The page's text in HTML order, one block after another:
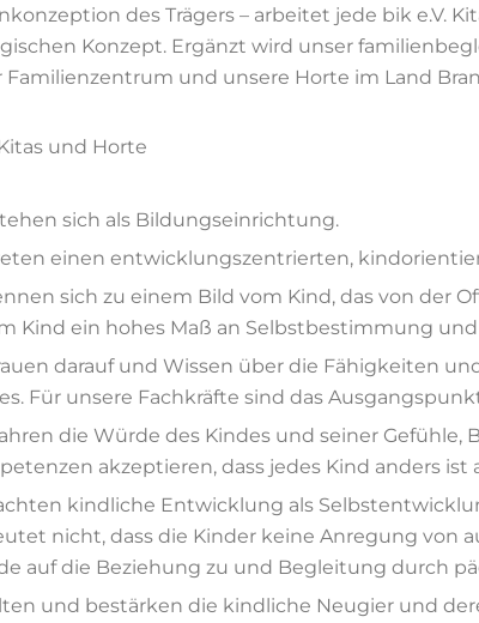
des Trägers – arbeitet jede bik e.V.
Konzept. Ergänzt wird unser
Familienzentrum und unsere Horte im Land
und Horte
sich als Bildungseinrichtung.
einen entwicklungszentrierten,
sich zu einem Bild vom Kind, das von der
Kind ein hohes Maß an Selbstbestimmung
darauf und Wissen über die Fähigkeiten
Für unsere Fachkräfte sind das
die Würde des Kindes und seiner Gefühle,
akzeptieren, dass jedes Kind anders ist
kindliche Entwicklung als Se
nicht, dass die Kinder keine Anregung von
aufdie Beziehung zu und Begleitung durch
und bestärken die kindliche Neugier und